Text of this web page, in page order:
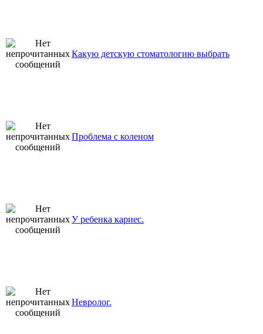
Какую детскую стоматологию выбрать
Проблема с коленом
У ребенка кариес.
Невролог.